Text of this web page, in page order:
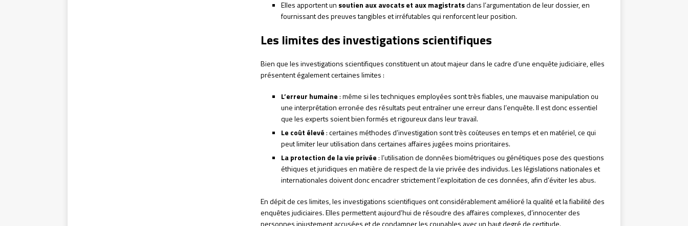
Elles apportent un soutien aux avocats et aux magistratsdans l’argumentation de leur dossier, en
fournissant des preuves tangibles et irréfutables qui renforcent leur position.
Les limites des investigations scientifiques
Bien que les investigations scientifiques constituent un atout majeur dans le cadre d’une enquête judiciaire, elles
présentent également certaines limites :
L’erreur humaine: même si les techniques employées sont très fiables, une mauvaise manipulation ou
une interprétation erronée des résultats peut entraîner une erreur dans l’enquête. Il est donc essentiel
que les experts soient bien formés et rigoureux dans leur travail.
Le coût élevé: certaines méthodes d’investigation sont très coûteuses en temps et en matériel, ce qui
peut limiter leur utilisation dans certaines affaires jugées moins prioritaires.
La protection de la vie privée: l’utilisation de données biométriques ou génétiques pose des questions
éthiques et juridiques en matière de respect de la vie privée des individus. Les législations nationales et
internationales doivent donc encadrer strictement l’exploitation de ces données, afin d’éviter les abus.
En dépit de ces limites, les investigations scientifiques ont considérablement amélioré la qualité et la fiabilité des
enquêtes judiciaires. Elles permettent aujourd’hui de résoudre des affaires complexes, d’innocenter des
personnes injustement accusées et de condamner les coupables avec un haut degré de certitude.